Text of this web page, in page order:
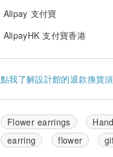
Alipay 支付寶
AlipayHK 支付寶香港
點我了解設計館的退款換貨
Flower earrings
earring
flower